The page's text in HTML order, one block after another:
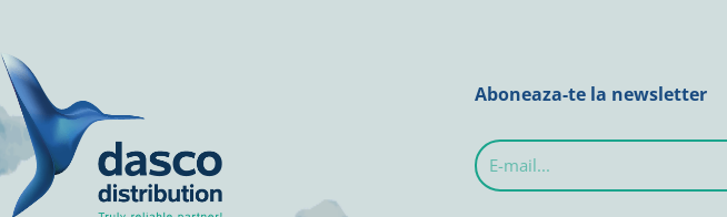
Aboneaza-te la newsletter
E-
mail...